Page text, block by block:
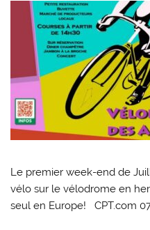
Le premier week-end de
vélo sur le vélodrome en
seul en Europe! CPT.com